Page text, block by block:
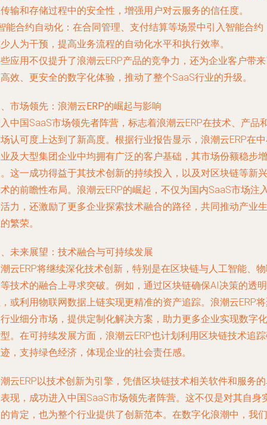
输和存储过程中的安全性，增强用户对云服务的信任度。
能合约自动化 ：在合同管理、支付结算等场景中引入智能合约
人为干预，提高业务流程的自动化水平和执行效率。
应用不仅提升了浪潮云ERP产品的竞争力，还为企业客户带
效、更安全的数字化体验，推动了整个SaaS行业的升级。
市场领先：浪潮云ERP的崛起与影响
中国SaaS市场领先者阵营，标志着浪潮云ERP在技术、产品
认可度上达到了新高度。根据行业报告显示，浪潮云ERP在
及大型集团企业中均拥有广泛的客户基础，其市场份额稳步增
这一成功得益于其技术创新的持续投入，以及对区块链等新兴
的前瞻性布局。浪潮云ERP的崛起，不仅为国内SaaS市场注
力，还激励了更多企业探索技术融合的路径，共同推动产业生
繁荣。
未来展望：技术融合与可持续发展
云ERP将继续深化技术创新，特别是在区块链与人工智能、
技术的融合上寻求突破。例如，通过区块链确保AI决策的透明
或利用物联网数据上链实现更精准的资产追踪。浪潮云ERP
业细分市场，提供定制化解决方案，助力更多企业实现数字化
。在可持续发展方面，浪潮云ERP也计划利用区块链技术追
，支持绿色经济，体现企业的社会责任感。
云ERP以技术创新为引擎，凭借区块链技术相关软件和服务
现，成功进入中国SaaS市场领先者阵营。这不仅是对其自身
肯定，也为整个行业提供了创新范本。在数字化浪潮中，我们